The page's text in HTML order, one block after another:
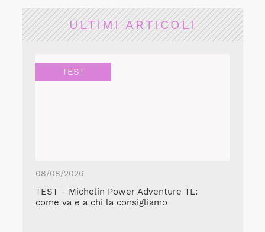
ULTIMI ARTICOLI
TEST
08/08/2026
TEST - Michelin Power Adventure TL:
come va e a chi la consigliamo